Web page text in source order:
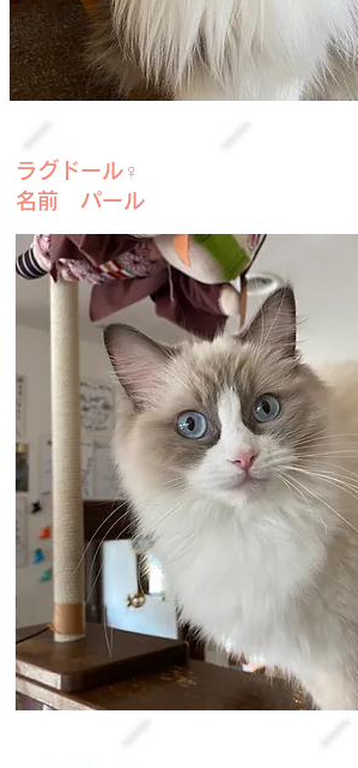
ラグドール♀
名前 パール